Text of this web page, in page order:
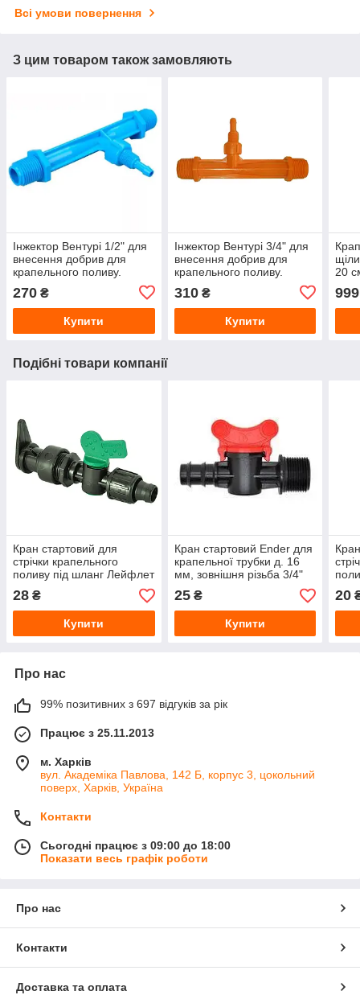
Всі умови повернення
З цим товаром також замовляють
Інжектор Вентурі 1/2" для
внесення добрив для
крапельного поливу.
270 ₴
Купити
Інжектор Вентурі 3/4" для
внесення добрив для
крапельного поливу.
310₴
Купити
20
999
Подібні товари компанії
Кран стартовий для
стрічки крапельного
поливу під шланг Лейфлет
(LAY FLAT) Irtech
28 ₴
Купити
Кран стартовий Ender для
крапельної трубки д. 16
мм, зовнішня різьба 3/4"
25₴
Купити
20
Про нас
99% позитивних з 697 відгуків за рік
Працює з 25.11.2013
м. Харків
вул. Академіка Павлова, 142 Б, корпус 3, цокольний
поверх, Харків, Україна
Контакти
Сьогодні працює з 09:00 до 18:00
Показати весь графік роботи
Про нас
Контакти
Доставка та оплата